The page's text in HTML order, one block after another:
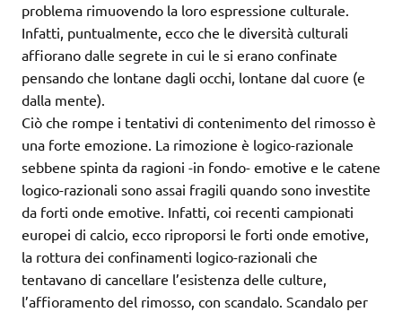
problema rimuovendo la loro espressione culturale.
Infatti, puntualmente, ecco che le diversità culturali
affiorano dalle segrete in cui le si erano confinate
pensando che lontane dagli occhi, lontane dal cuore (e
dalla mente).
Ciò che rompe i tentativi di contenimento del rimosso è
una forte emozione. La rimozione è logico-razionale
sebbene spinta da ragioni -in fondo- emotive e le catene
logico-razionali sono assai fragili quando sono investite
da forti onde emotive. Infatti, coi recenti campionati
europei di calcio, ecco riproporsi le forti onde emotive,
la rottura dei confinamenti logico-razionali che
tentavano di cancellare l’esistenza delle culture,
l’affioramento del rimosso, con scandalo. Scandalo per